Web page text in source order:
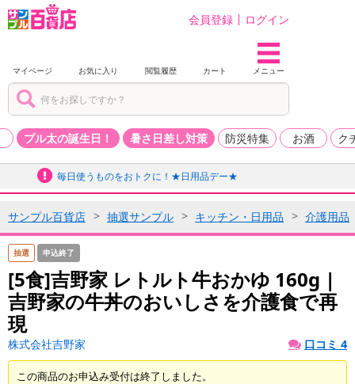
会員登録 ログイン
マイページ お気に入り 閲覧履歴 カート メニュー
プル太の誕生日！ 暑さ日差し対策 防災特集 お酒 ク
毎日使うものをおトクに！★日用品デー★
サンプル百貨店 抽選サンプル キッチン・日用品 介護用品
抽選 申込終了
[5食]吉野家 レトルト牛おかゆ 160g |
吉野家の牛丼のおいしさを介護食で再
現
株式会社吉野家 口コミ 4
この商品のお申込み受付は終了しました。